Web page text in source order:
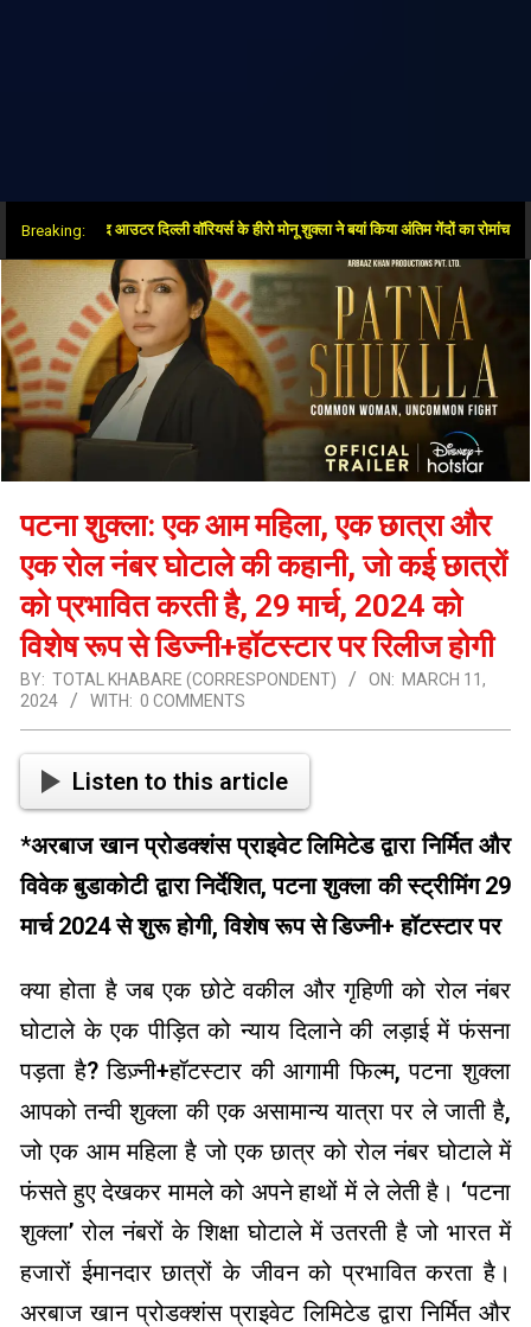
Breaking:
बाद आउटर दिल्ली वॉरियर्स के हीरो मोनू शुक्ला ने बयां किया अंतिम गेंदों का रोमांच
पटना शुक्ला: एक आम महिला, एक छात्रा और
एक रोल नंबर घोटाले की कहानी, जो कई छात्रों
को प्रभावित करती है, 29 मार्च, 2024 को
विशेष रूप से डिज्नी+हॉटस्टार पर रिलीज होगी
BY: TOTAL KHABARE (CORRESPONDENT) ON: MARCH 11,
2024
WITH: 0 COMMENTS
Listen to this article
*अरबाज खान प्रोडक्शंस प्राइवेट लिमिटेड द्वारा निर्मित और
विवेक बुडाकोटी द्वारा निर्देशित, पटना शुक्ला की स्ट्रीमिंग 29
मार्च 2024 से शुरू होगी, विशेष रूप से डिज्नी+ हॉटस्टार पर
क्या होता है जब एक छोटे वकील और गृहिणी को रोल नंबर
घोटाले के एक पीड़ित को न्याय दिलाने की लड़ाई में फंसना
पड़ता है? डिज़्नी+हॉटस्टार की आगामी फिल्म, पटना शुक्ला
आपको तन्वी शुक्ला की एक असामान्य यात्रा पर ले जाती है,
जो एक आम महिला है जो एक छात्र को रोल नंबर घोटाले में
फंसते हुए देखकर मामले को अपने हाथों में ले लेती है। ‘पटना
शुक्ला’ रोल नंबरों के शिक्षा घोटाले में उतरती है जो भारत में
हजारों ईमानदार छात्रों के जीवन को प्रभावित करता है।
अरबाज खान प्रोडक्शंस प्राइवेट लिमिटेड द्वारा निर्मित और